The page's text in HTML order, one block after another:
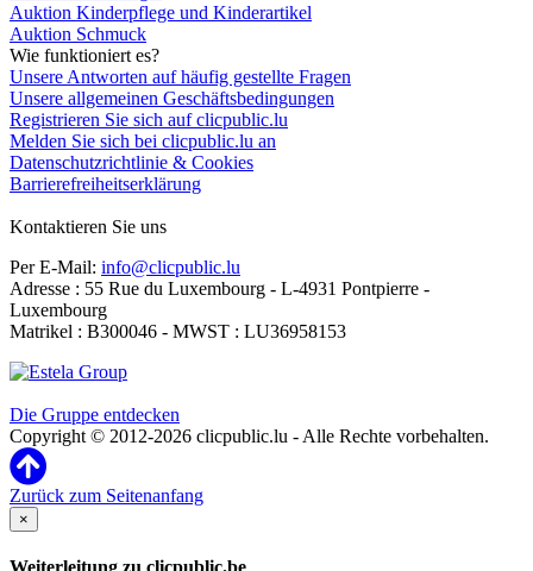
Auktion Kinderpflege und Kinderartikel
Auktion Schmuck
Wie funktioniert es?
Unsere Antworten auf häufig gestellte Fragen
Unsere allgemeinen Geschäftsbedingungen
Registrieren Sie sich auf clicpublic.lu
Melden Sie sich bei clicpublic.lu an
Datenschutzrichtlinie & Cookies
Barrierefreiheitserklärung
Kontaktieren Sie uns
Per E-Mail: info@clicpublic.lu
Adresse : 55 Rue du Luxembourg - L-4931 Pontpierre -
Luxembourg
Matrikel : B300046 - MWST : LU36958153
Die Gruppe entdecken
Copyright © 2012-2026 clicpublic.lu - Alle Rechte vorbehalten.
Zurück zum Seitenanfang
×